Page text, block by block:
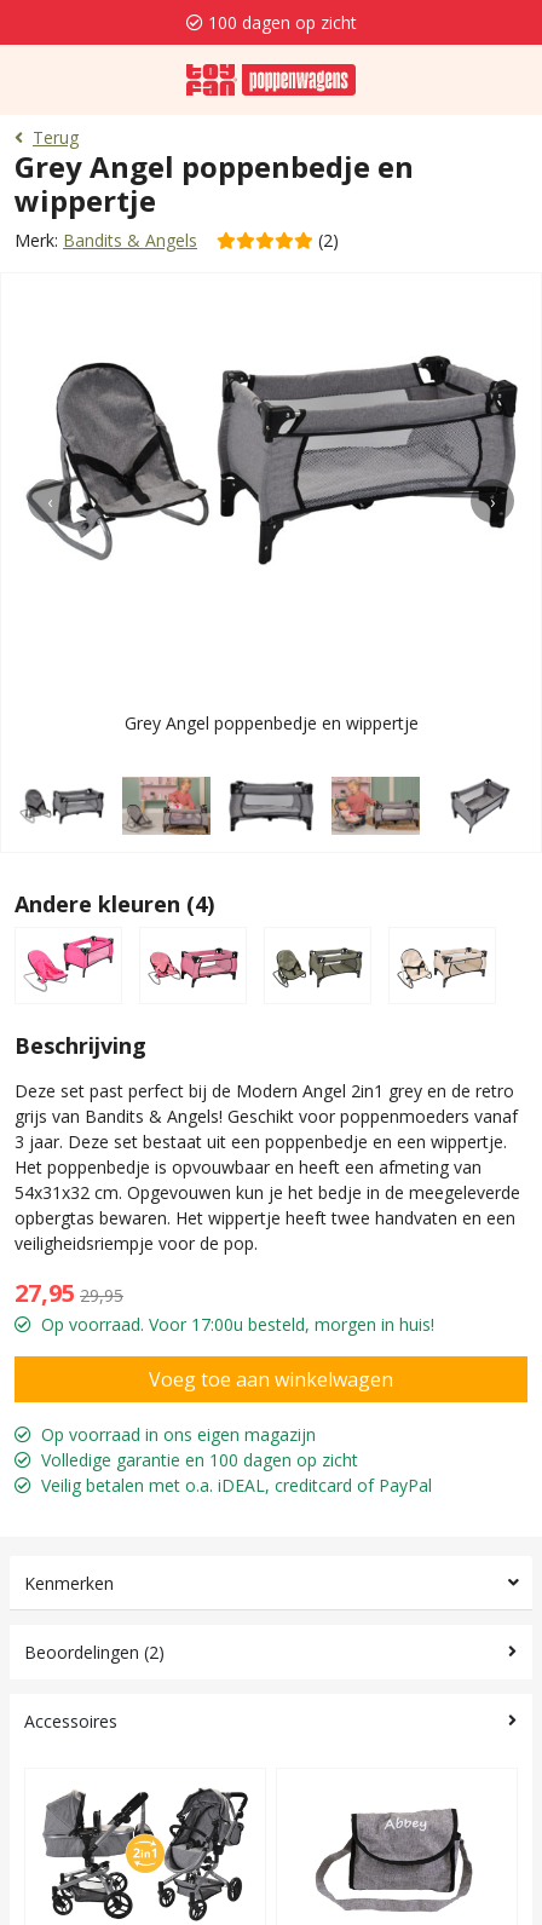
100 dagen op zicht
Terug
Grey Angel poppenbedje en
wippertje
Merk: Bandits & Angels (2)
‹ ›
Grey Angel poppenbedje en wippertje
Andere kleuren (4)
Beschrijving
Deze set past perfect bij de Modern Angel 2in1 grey en de retro
grijs van Bandits & Angels! Geschikt voor poppenmoeders vanaf
3 jaar. Deze set bestaat uit een poppenbedje en een wippertje.
Het poppenbedje is opvouwbaar en heeft een afmeting van
54x31x32 cm. Opgevouwen kun je het bedje in de meegeleverde
opbergtas bewaren. Het wippertje heeft twee handvaten en een
veiligheidsriempje voor de pop.
27,95 29,95
Op voorraad. Voor 17:00u besteld, morgen in huis!
Op voorraad in ons eigen magazijn
Volledige garantie en 100 dagen op zicht
Veilig betalen met o.a. iDEAL, creditcard of PayPal
Kenmerken
Beoordelingen (2)
Accessoires